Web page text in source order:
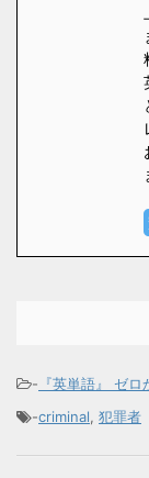
- 『英単語』 ゼロ
-criminal, 犯罪者